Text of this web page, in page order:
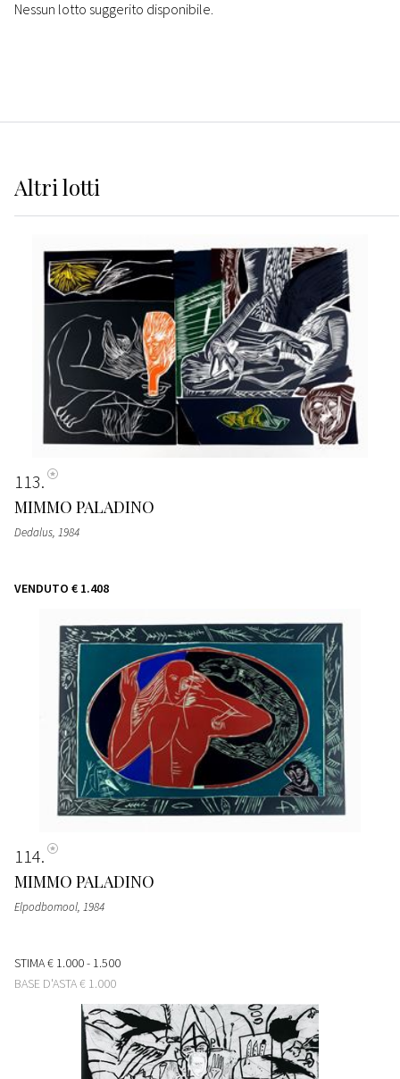
Nessun lotto suggerito disponibile.
Altrilotti
113
MIMMO PALADINO
Dedalus, 1984
VENDUTO € 1.408
114
MIMMO PALADINO
Elpodbomool, 1984
STIMA€ 1.000 - 1.500
BASE D'ASTA€ 1.000